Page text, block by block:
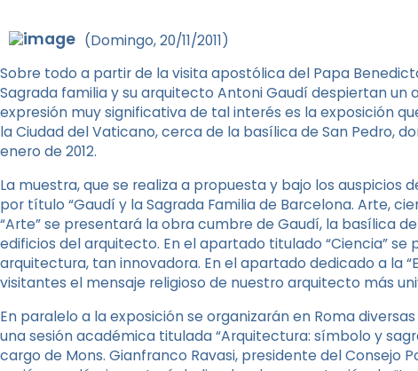
(Domingo, 20/11/2011)
Sobre todo a partir de la visita apostólica del Papa
Sagrada familia y su arquitecto Antoni Gaudí despiertan un
expresión muy significativa de tal interés es la exposición
la Ciudad del Vaticano, cerca de la basílica de San Pedro,
enero de 2012.
La muestra, que se realiza a propuesta y bajo los auspicios
por título “Gaudí y la Sagrada Familia de Barcelona. Arte,
“Arte” se presentará la obra cumbre de Gaudí, la basílica
edificios del arquitecto. En el apartado titulado “Ciencia”
arquitectura, tan innovadora. En el apartado dedicado a la
visitantes el mensaje religioso de nuestro arquitecto más
En paralelo a la exposición se organizarán en Roma
una sesión académica titulada “Arquitectura: símbolo y
cargo de Mons. Gianfranco Ravasi, presidente del Consejo